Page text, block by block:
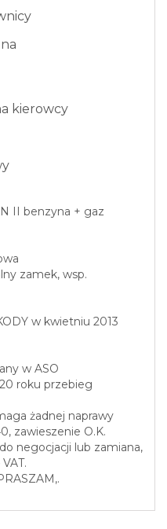
kierowcy
II benzyna + gaz
zamek, wsp.
w kwietniu 2013
w ASO
roku przebieg
żadnej naprawy
zawieszenie O.K.
negocjacji lub zamiana,